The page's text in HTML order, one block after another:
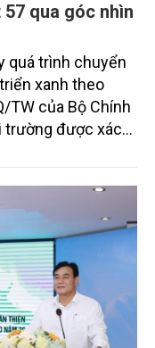
qua góc nhìn
quá trình chuyển
xanh theo
TW của Bộ Chính
trường được xác
cam kết bền vững
phát thải ròng